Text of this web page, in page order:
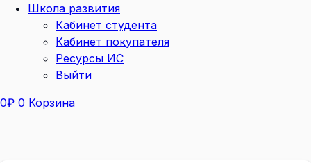
Школа развития
Кабинет студента
Кабинет покупателя
Ресурсы ИС
Выйти
0₽ 0 Корзина